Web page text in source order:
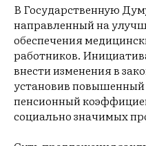
В Государственную
направленный на
обеспечения
работников.
внести изменения в
установив
пенсионный
социально значимых